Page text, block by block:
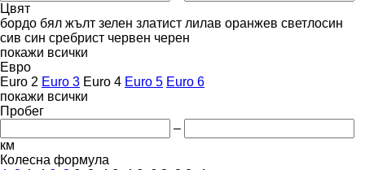
Цвят
бордо бял жълт зелен златист лилав оранжев светлосин
сив син сребрист червен черен
покажи всички
Евро
Euro 2 Euro 3 Euro 4 Euro 5 Euro 6
покажи всички
Пробег
–
км
Колесна формула